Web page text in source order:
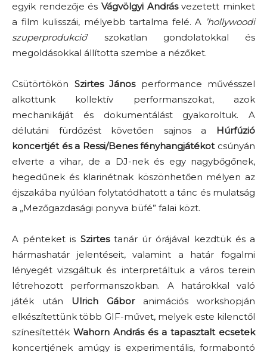
egyik rendezője és Vágvölgyi Andrásvezetett minket
a film kulisszái, mélyebb tartalma felé. A ’hollywoodi
szuperprodukció’ szokatlan gondolatokkal és
megoldásokkal állította szembe a nézőket.
Csütörtökön Szirtes Jánosperformance művésszel
alkottunk kollektív performanszokat, azok
mechanikáját és dokumentálást gyakoroltuk. A
délutáni fürdőzést követően sajnos a Húrfúzió
koncertjét és a Ressi/Benes fényhangjátékotcsúnyán
elverte a vihar, de a DJ-nek és egy nagybőgőnek,
hegedűnek és klarinétnak köszönhetően mélyen az
éjszakába nyúlóan folytatódhatott a tánc és mulatság
a „Mezőgazdasági ponyva büfé” falai közt.
A pénteket is Szirtestanár úr órájával kezdtük és a
hármashatár jelentéseit, valamint a határ fogalmi
lényegét vizsgáltuk és interpretáltuk a város terein
létrehozott performanszokban. A határokkal való
játék után Ulrich Gáboranimációs workshopján
elkészítettünk több GIF-művet, melyek este kilenctől
színesítették Wahorn András és a tapasztalt ecsetek
koncertjének amúgy is experimentális, formabontó